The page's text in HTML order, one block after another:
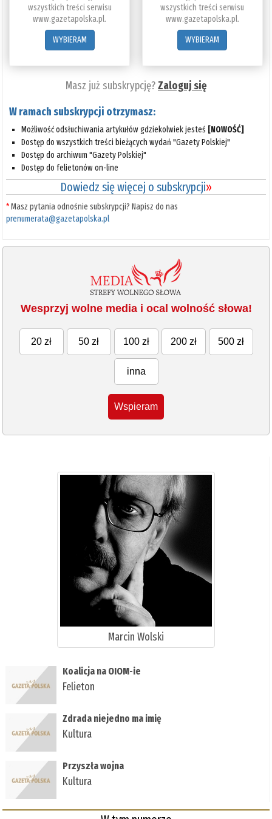
wszystkich treści serwisu
www.gazetapolska.pl.
WYBIERAM
wszystkich treści serwisu
www.gazetapolska.pl.
WYBIERAM
Masz już subskrypcję?Zaloguj się
W ramach subskrypcji otrzymasz:
Możliwość odsłuchiwania artykułów gdziekolwiek jesteś [NOWOŚĆ]
Dostęp do wszystkich treści bieżących wydań "Gazety Polskiej"
Dostęp do archiwum "Gazety Polskiej"
Dostęp do felietonów on-line
Dowiedz się więcej o subskrypcji»
*Masz pytania odnośnie subskrypcji? Napisz do nas
prenumerata@gazetapolska.pl
Wesprzyj wolne media i ocal wolność słowa!
20 zł 50 zł 100 zł 200 zł 500 zł
inna
Wspieram
Marcin Wolski
Koalicja na OIOM-ie
Felieton
Zdrada niejedno ma imię
Kultura
Przyszła wojna
Kultura